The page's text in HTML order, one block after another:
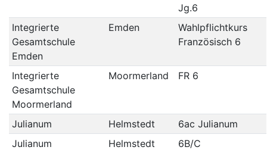
Jg.6
Integrierte
Gesamtschule
Emden
Emden
Wahlpflichtkurs
Französisch 6
Integrierte
Gesamtschule
Moormerland
Moormerland FR 6
Julianum Helmstedt
6ac Julianum
Julianum
Helmstedt
6B/C